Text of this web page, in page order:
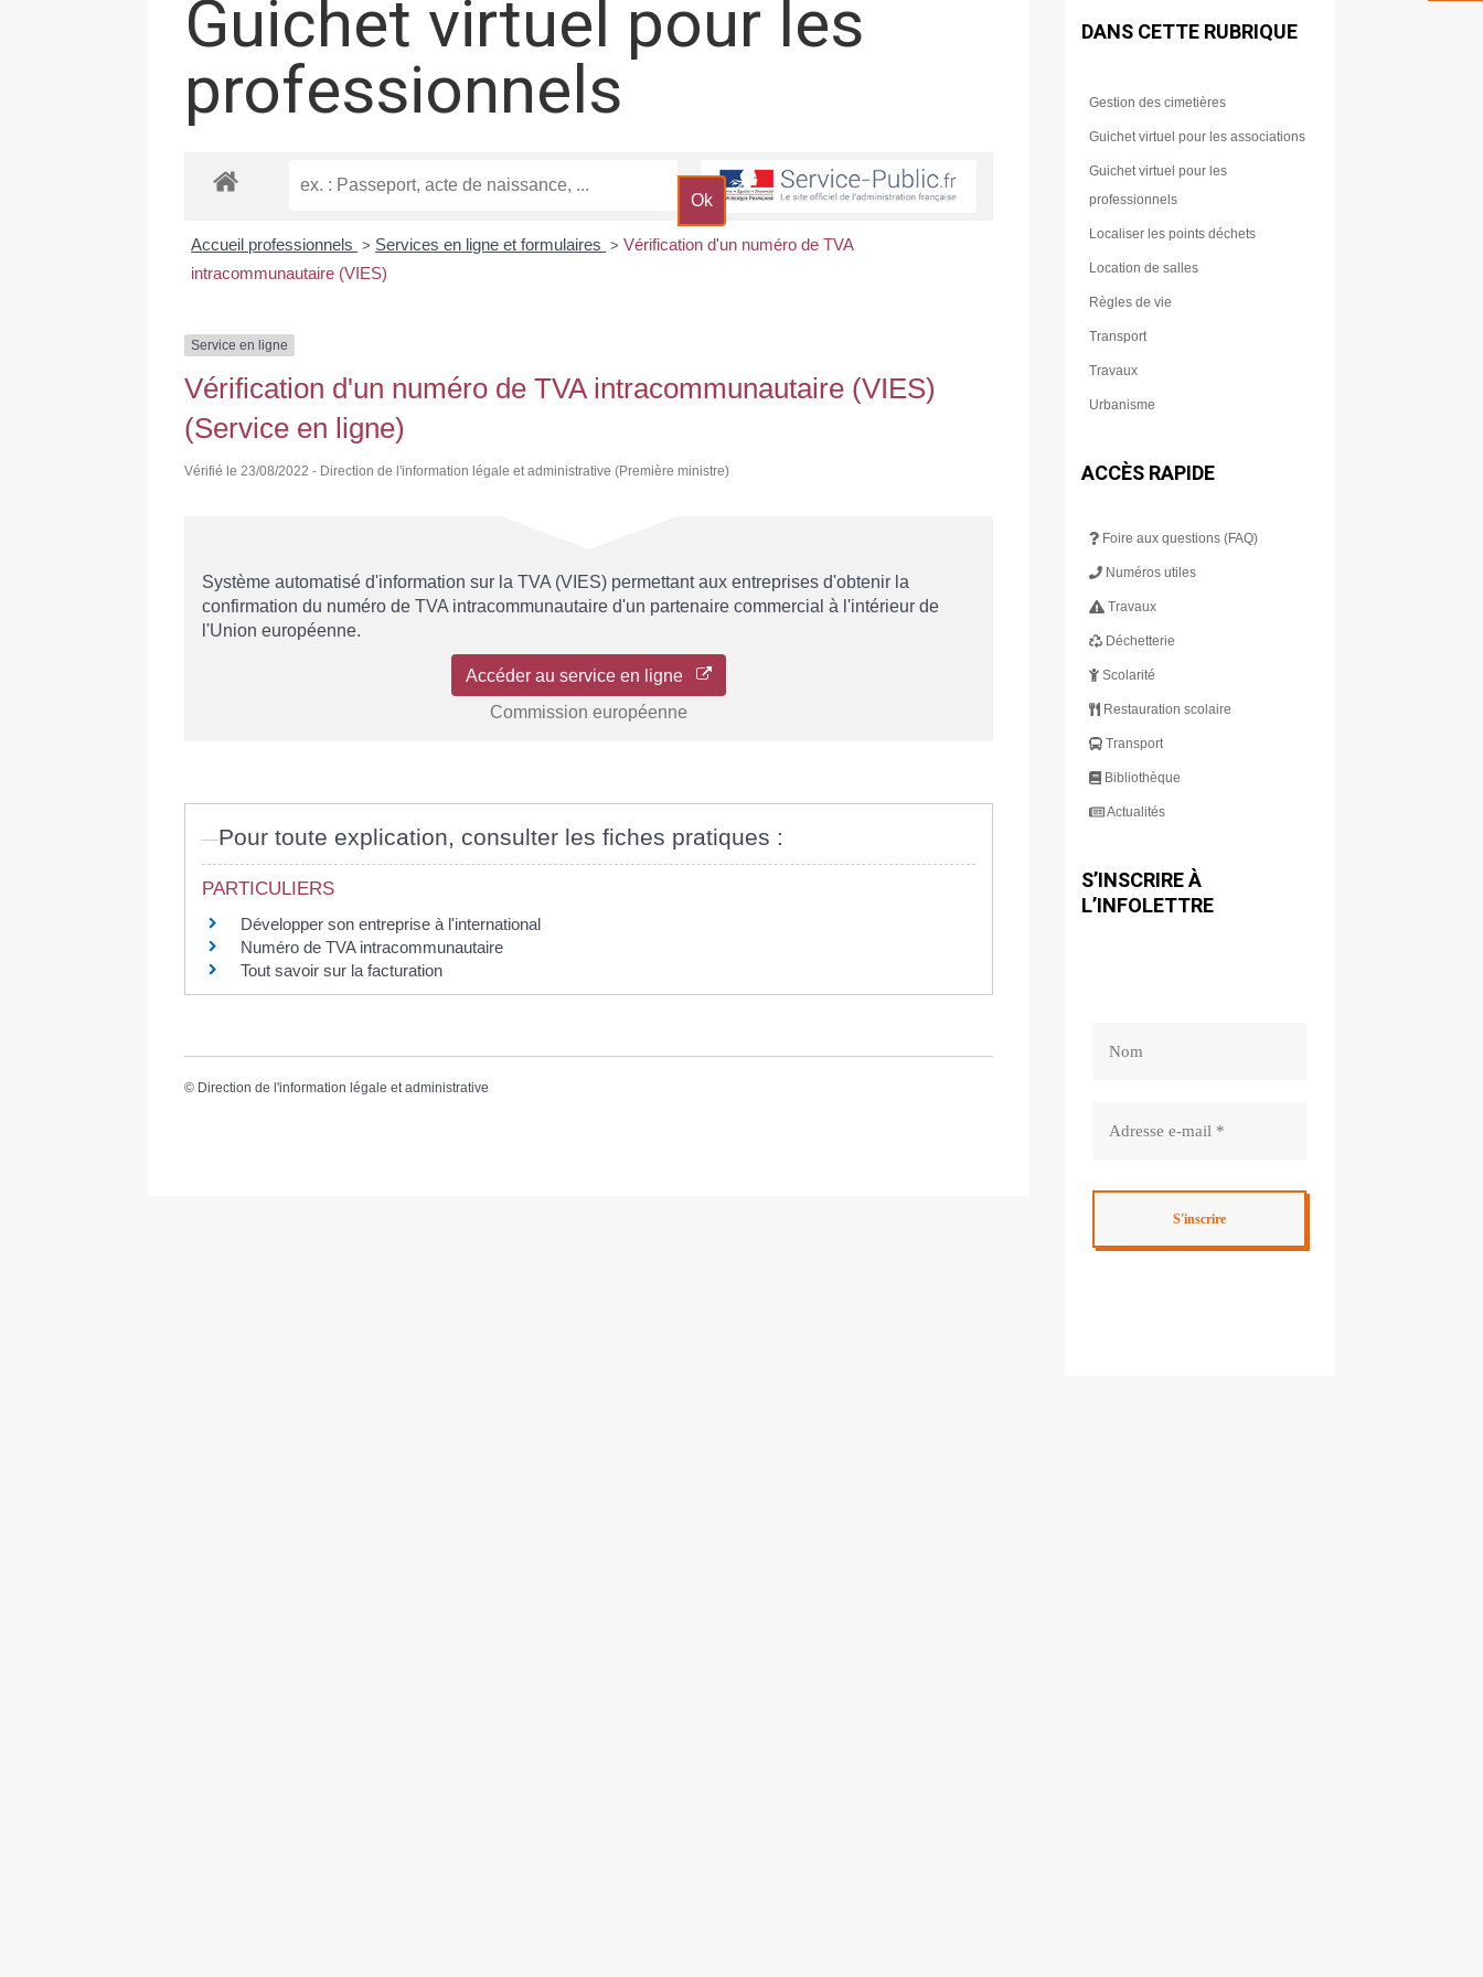
Guichet virtuel pour les
professionnels
Accueil professionnels > Services en ligne et formulaires > Vérification d'un numéro de TVA
intracommunautaire (VIES)
Service en ligne
Vérification d'un numéro de TVA intracommunautaire (VIES)
(Service en ligne)
Vérifié le 23/08/2022 - Direction de l'information légale et administrative (Première ministre)
Système automatisé d'information sur la TVA (VIES) permettant aux entreprises d'obtenir la
confirmation du numéro de TVA intracommunautaire d'un partenaire commercial à l'intérieur de
l'Union européenne.
Accéder au service en ligne
Commission européenne
Pour toute explication, consulter les fiches pratiques :
PARTICULIERS
Développer son entreprise à l'international
Numéro de TVA intracommunautaire
Tout savoir sur la facturation
© Direction de l'information légale et administrative
DANS CETTE RUBRIQUE
Gestion des cimetières
Guichet virtuel pour les associations
Guichet virtuel pour les
professionnels
Localiser les points déchets
Location de salles
Règles de vie
Transport
Travaux
Urbanisme
ACCÈS RAPIDE
Foire aux questions (FAQ)
Numéros utiles
Travaux
Déchetterie
Scolarité
Restauration scolaire
Transport
Bibliothèque
Actualités
S’INSCRIRE À
L’INFOLETTRE